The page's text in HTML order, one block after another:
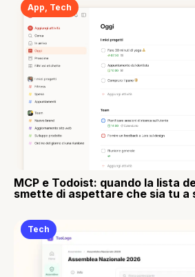
App Tech
MCP e Todoist: quando la lista
smette di aspettare che sia tu a
Tech